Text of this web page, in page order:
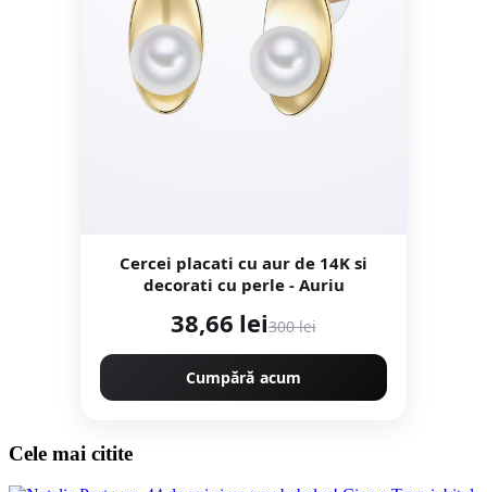
Cercei placati cu aur de 14K si
decorati cu perle - Auriu
38,66 lei300 lei
Cumpără acum
Cele mai citite